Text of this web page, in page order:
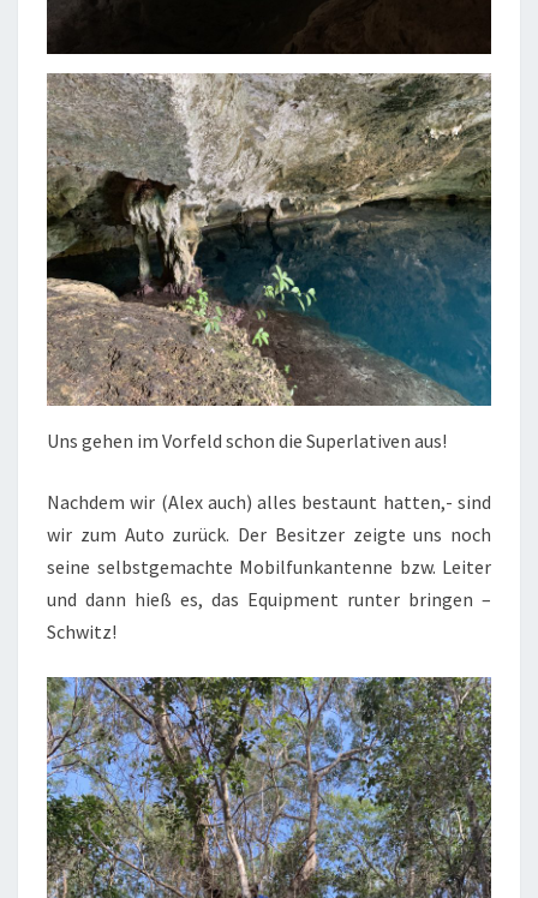
Uns gehen im Vorfeld schon die Superlativen aus!
Nachdem wir (Alex auch) alles bestaunt hatten,- sind
wir zum Auto zurück. Der Besitzer zeigte uns noch
seine selbstgemachte Mobilfunkantenne bzw. Leiter
und dann hieß es, das Equipment runter bringen –
Schwitz!